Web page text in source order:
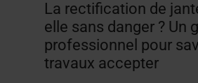
La rectification de
elle sans danger ? Un
professionnel pour
travaux accepter